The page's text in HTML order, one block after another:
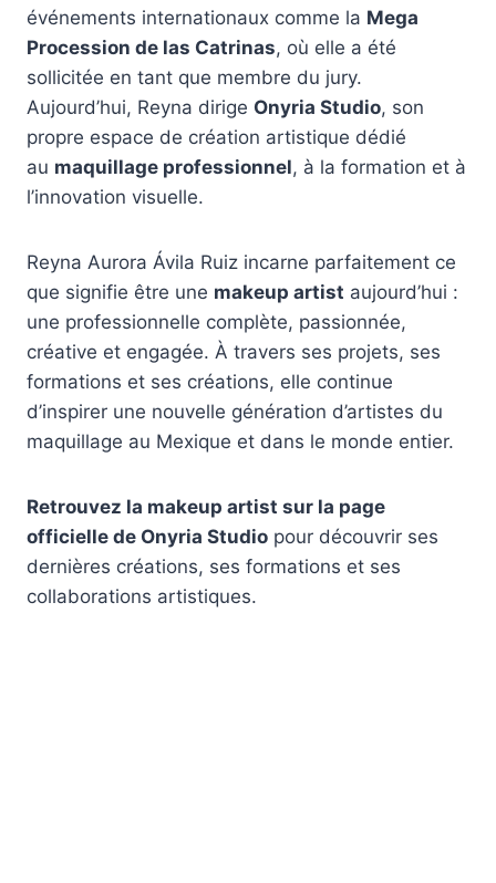
événements internationaux comme la Mega
Procession de las Catrinas, où elle a été
sollicitée en tant que membre du jury.
Aujourd’hui, Reyna dirige Onyria Studio, son
propre espace de création artistique dédié
au maquillage professionnel, à la formation et à
l’innovation visuelle.
Reyna Aurora Ávila Ruiz incarne parfaitement ce
que signifie être une makeup artist aujourd’hui :
une professionnelle complète, passionnée,
créative et engagée. À travers ses projets, ses
formations et ses créations, elle continue
d’inspirer une nouvelle génération d’artistes du
maquillage au Mexique et dans le monde entier.
Retrouvez la makeup artist sur la page
officielle de Onyria Studio pour découvrir ses
dernières créations, ses formations et ses
collaborations artistiques.